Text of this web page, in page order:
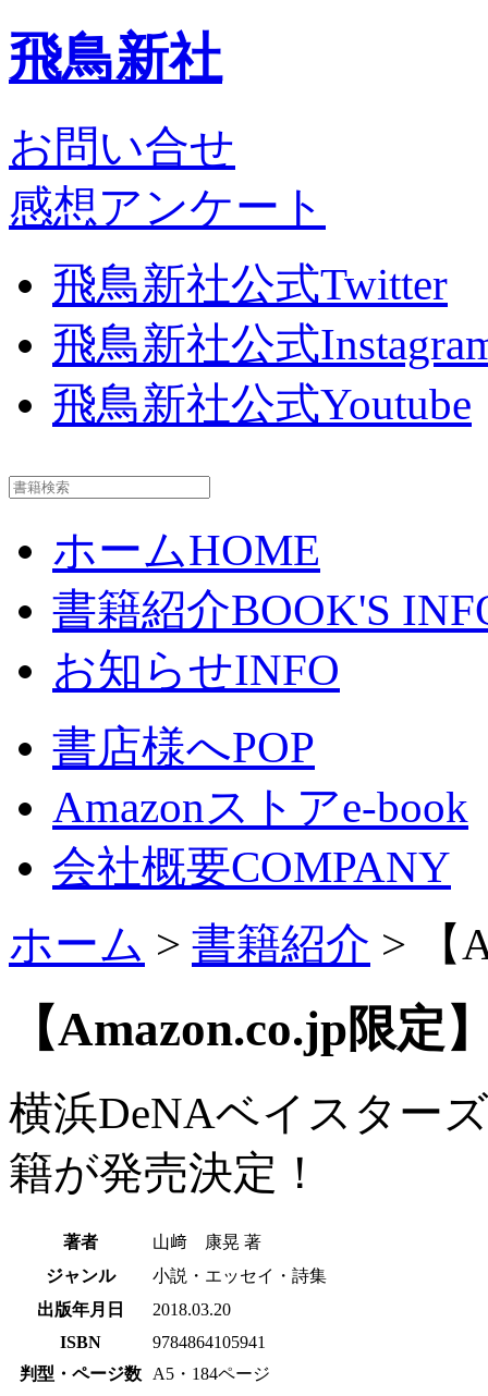
飛鳥新社
お問い合せ
感想アンケート
飛鳥新社公式Twitter
飛鳥新社公式
飛鳥新社公式Youtube
ホームHOME
書籍紹介BOOK'S
お知らせINFO
書店様へPOP
Amazonストアe-book
会社概要COMPANY
ホーム > 書籍紹介 > 【
【Amazon.co.jp限定
横浜DeNAベイスター
籍が発売決定！
著者
山﨑 康晃 著
ジャンル
小説・エッセイ・詩集
出版年月日
2018.03.20
ISBN
9784864105941
判型・ページ数
A5・184ページ